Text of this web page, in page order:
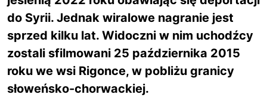
do Syrii. Jednak wiralowe nagranie jest
sprzed kilku lat. Widoczni w nim uchodźcy
zostali sfilmowani 25 października 2015
roku we wsi Rigonce, w pobliżu granicy
słoweńsko-chorwackiej.